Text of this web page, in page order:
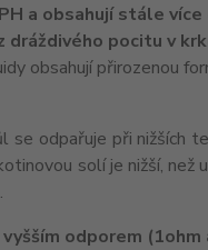
a obsahují stále
pocitu v
obsahují přirozenou
se odpařuje při
solí je nižší, než
odporem